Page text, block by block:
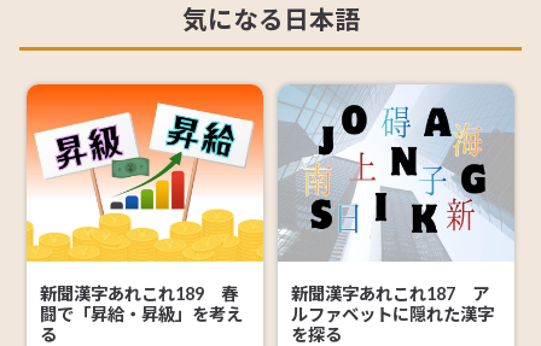
気になる日本語
新聞漢字あれこれ189 春
闘で「昇給・昇級」を考え
る
新聞漢字あれこれ187 ア
ルファベットに隠れた漢字
を探る